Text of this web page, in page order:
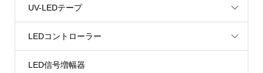
UV-LEDテープ
LEDコントローラー
LED信号増幅器